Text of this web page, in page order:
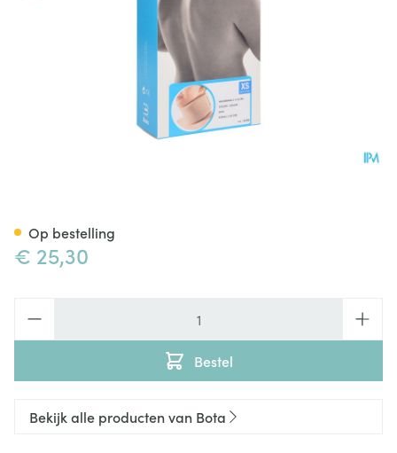
€ 25,30
Bestel
Op bestelling
Bekijk alle producten van Bota